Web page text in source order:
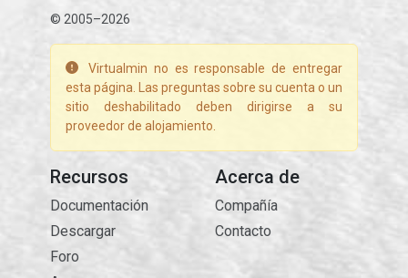
© 2005–2026
Virtualmin no es responsable de entregar
esta página. Las preguntas sobre su cuenta o un
sitio deshabilitado deben dirigirse a su
proveedor de alojamiento.
Recursos
Documentación
Descargar
Foro
Acerca de
Compañía
Contacto